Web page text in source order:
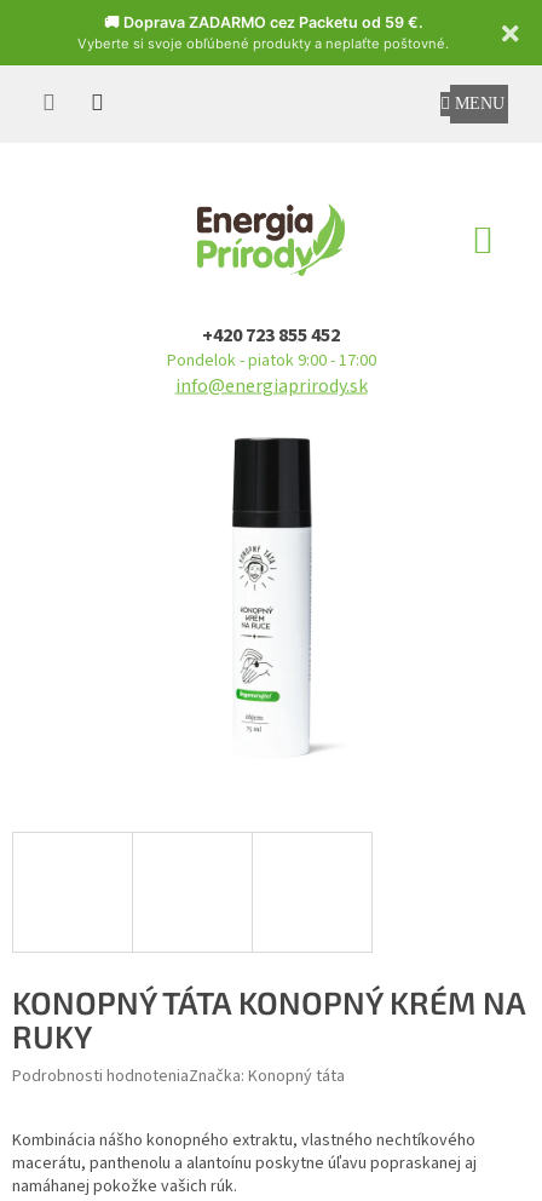
🚚 Doprava ZADARMO cez Packetu od 59 €.
Vyberte si svoje obľúbené produkty a neplaťte poštovné.
Czech
+420 723 855 452
Pondelok - piatok 9:00 - 17:00
info@energiaprirody.sk
KONOPNÝ TÁTA KONOPNÝ KRÉM NA
RUKY
Podrobnosti hodnoteniaZnačka: Konopný táta
Kombinácia nášho konopného extraktu, vlastného nechtíkového
macerátu, panthenolu a alantoínu poskytne úľavu popraskanej aj
namáhanej pokožke vašich rúk.